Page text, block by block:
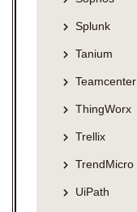
Splunk
Tanium
Teamcenter
ThingWorx
Trellix
TrendMicro
UiPath